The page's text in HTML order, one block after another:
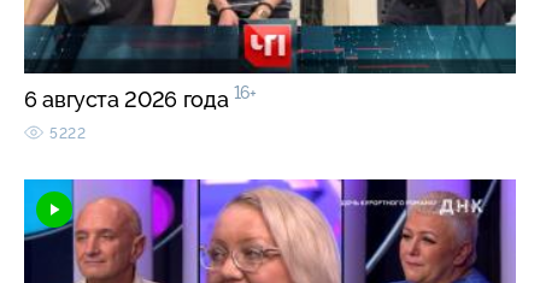
6 августа 2026 года 16+
5222